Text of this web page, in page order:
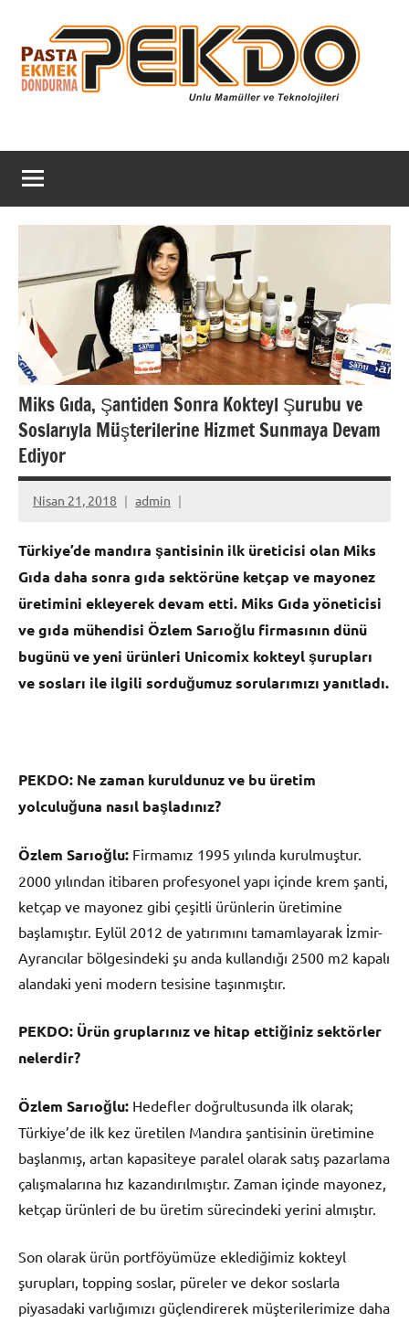
Dergi
Teknoloji
Dergisi
Miks Gıda, Şantiden Sonra Kokteyl Şurubu ve
Soslarıyla Müşterilerine Hizmet Sunmaya Devam
Ediyor
Nisan 21, 2018 admin
Türkiye’de mandıra şantisinin ilk üreticisi olan Miks
Gıda daha sonra gıda sektörüne ketçap ve mayonez
üretimini ekleyerek devam etti. Miks Gıda yöneticisi
ve gıda mühendisi Özlem Sarıoğlu firmasının dünü
bugünü ve yeni ürünleri Unicomix kokteyl şurupları
ve sosları ile ilgili sorduğumuz sorularımızı yanıtladı.
PEKDO: Ne zaman kuruldunuz ve bu üretim
yolculuğuna nasıl başladınız?
Özlem Sarıoğlu: Firmamız 1995 yılında kurulmuştur.
2000 yılından itibaren profesyonel yapı içinde krem şanti,
ketçap ve mayonez gibi çeşitli ürünlerin üretimine
başlamıştır. Eylül 2012 de yatırımını tamamlayarak İzmir-
Ayrancılar bölgesindeki şu anda kullandığı 2500 m2 kapalı
alandaki yeni modern tesisine taşınmıştır.
PEKDO: Ürün gruplarınız ve hitap ettiğiniz sektörler
nelerdir?
Özlem Sarıoğlu: Hedefler doğrultusunda ilk olarak;
Türkiye’de ilk kez üretilen Mandıra şantisinin üretimine
başlanmış, artan kapasiteye paralel olarak satış pazarlama
çalışmalarına hız kazandırılmıştır. Zaman içinde mayonez,
ketçap ürünleri de bu üretim sürecindeki yerini almıştır.
Son olarak ürün portföyümüze eklediğimiz kokteyl
şurupları, topping soslar, püreler ve dekor soslarla
piyasadaki varlığımızı güçlendirerek müşterilerimize daha